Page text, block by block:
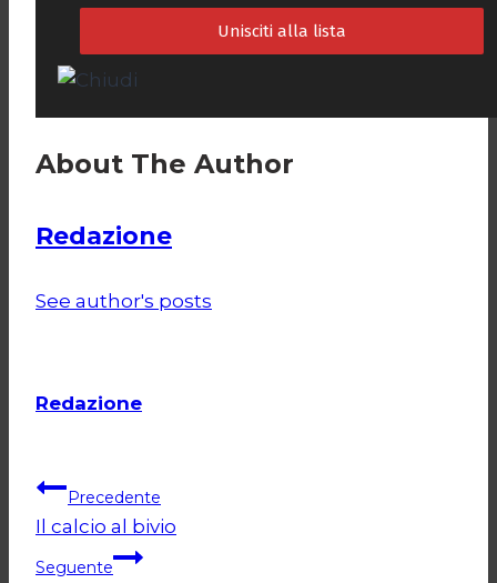
About The Author
Redazione
See author's posts
Redazione
Navigazione
articoli
Precedente
Il calcio al bivio
Seguente